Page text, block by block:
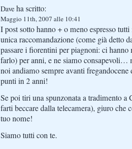
Dave ha scritto:
Maggio 11th, 2007 alle 10:41
I post sotto hanno + o meno espresso
unica raccomandazione (come già detto
passare i fiorentini per piagnoni: ci hanno
farlo) per anni, e ne siamo consapevoli…
noi andiamo sempre avanti
punti in 2 anni!
Se poi tiri una spunzonata a tradimento a
farti beccare dalla telecamera), giuro che
tuo nome!
Siamo tutti con te.